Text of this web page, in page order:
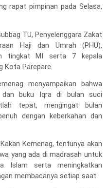
rapat pimpinan pada Selasa,
TU, Penyelenggara Zakat
Haji dan Umrah (PHU),
tingkat MI serta 7 kepala
Kota Parepare.
menyampaikan bahwa
dan buku Iqra di bulan suci
tepat, mengingat bulan
dengan keberkahan dan
Kemenag, tentunya akan
yang ada di madrasah untuk
Islam serta meningkatkan
membacanya setiap saat.